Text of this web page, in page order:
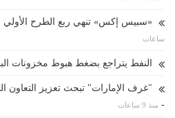
«سبيس إكس» تنهي ربع الطرح الأولي بخسائر 541
ساعات
النفط يتراجع بضغط هبوط مخزونات
"غرف الإمارات" تبحث تعزيز التعاون
- منذ 9 ساعات